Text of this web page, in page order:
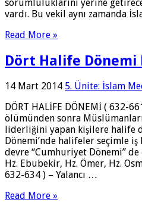
sorumluluklarını yerine
vardı. Bu vekil aynı zamanda
Read More »
Dört Halife Dönemi
14 Mart 2014 5. Ünite: İslam
DÖRT HALİFE DÖNEMİ ( 632-
ölümünden sonra
liderliğini yapan kişilere halife
Dönemi’nde halifeler seçimle
devre ‘‘Cumhuriyet Dönemi”
Hz. Ebubekir, Hz. Ömer, Hz.
632-634 ) – Yalancı …
Read More »